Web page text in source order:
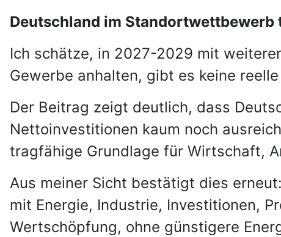
Deutschland im
Ich schätze, in 2027-2029 mit
Gewerbe anhalten, gibt es keine
Der Beitrag zeigt deutlich, dass
Nettoinvestitionen kaum noch
tragfähige Grundlage für Wirtschaft,
Aus meiner Sicht bestätigt dies
mit Energie, Industrie, Investitionen,
Wertschöpfung, ohne günstigere